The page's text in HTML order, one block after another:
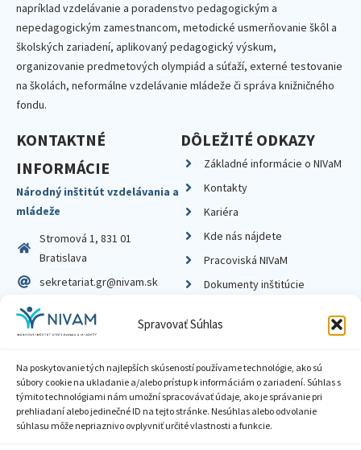
Spravovať Súhlas
Na poskytovanie tých najlepších skúseností používame technológie, ako sú
súbory cookie na ukladanie a/alebo prístup k informáciám o zariadení. Súhlas s
týmito technológiami nám umožní spracovávať údaje, ako je správanie pri
prehliadaní alebo jedinečné ID na tejto stránke. Nesúhlas alebo odvolanie
súhlasu môže nepriaznivo ovplyvniť určité vlastnosti a funkcie.
napríklad vzdelávanie a poradenstvo pedagogickým a
nepedagogickým zamestnancom, metodické usmerňovanie škôl a
školských zariadení, aplikovaný pedagogický výskum,
organizovanie predmetových olympiád a súťaží, externé testovanie
na školách, neformálne vzdelávanie mládeže či správa knižničného
fondu.
KONTAKTNÉ
INFORMÁCIE
Národný inštitút vzdelávania a
mládeže
Stromová 1, 831 01
Bratislava
sekretariat.gr@nivam.sk
IČO: 00164348
DIČ: 2020798714
DÔLEŽITÉ ODKAZY
Základné informácie o NIVaM
Kontakty
Kariéra
Kde nás nájdete
Pracoviská NIVaM
Dokumenty inštitúcie
Zásady ochrany súkromia